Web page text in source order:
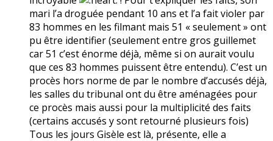
mari l’a droguée pendant 10 ans et l’a fait violer par
83 hommes en les filmant mais 51 « seulement » ont
pu être identifier (seulement entre gros guillemet
car 51 c’est énorme déjà, même si on aurait voulu
que ces 83 hommes puissent être entendu). C’est un
procès hors norme de par le nombre d’accusés déjà,
les salles du tribunal ont du être aménagées pour
ce procès mais aussi pour la multiplicité des faits
(certains accusés y sont retourné plusieurs fois)
Tous les jours Gisèle est là, présente, elle a